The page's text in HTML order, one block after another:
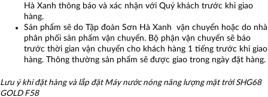
Hà Xanh thông báo và xác nhận với Quý khách trước khi giao
hàng.
Sản phẩm sẽ do Tập đoàn Sơn Hà Xanh vận chuyển hoặc do nhà
phân phối sản phẩm vận chuyển. Bộ phận vận chuyển sẽ báo
trước thời gian vận chuyển cho khách hàng 1 tiếng trước khi giao
hàng. Thông thường sản phẩm sẽ được giao trong ngày đặt hàng.
Lưu ý khi đặt hàng và lắp đặt Máy nước nóng năng lượng mặt trời SHG68
GOLD F58